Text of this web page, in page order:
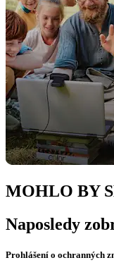
MOHLO BY
Naposledy
Prohlášení o ochranných